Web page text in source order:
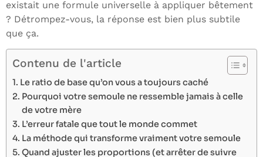
existait une formule universelle à appliquer bêtement
? Détrompez-vous, la réponse est bien plus subtile
que ça.
Contenu de l'article
Le ratio de base qu’on vous a toujours caché
Pourquoi votre semoule ne ressemble jamais à celle
de votre mère
L’erreur fatale que tout le monde commet
La méthode qui transforme vraiment votre semoule
Quand ajuster les proportions (et arrêter de suivre